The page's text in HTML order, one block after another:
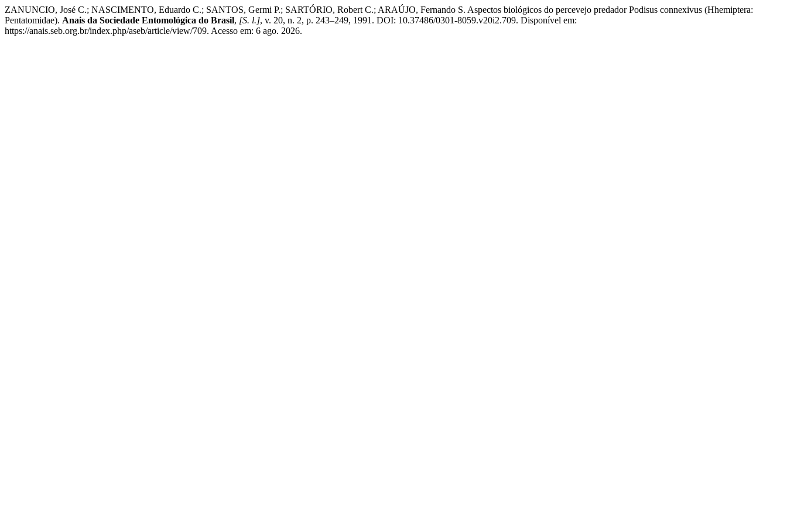
ZANUNCIO, José C.; NASCIMENTO, Eduardo C.; SANTOS, Germi P.; SARTÓRIO, Robert C.; ARAÚJO, Fernando S. Aspectos biológicos do percevejo predador Podisus connexivus (Hhemiptera:
Pentatomidae). Anais da Sociedade Entomológica do Brasil, [S. l.], v. 20, n. 2, p. 243–249, 1991. DOI: 10.37486/0301-8059.v20i2.709. Disponível em:
https://anais.seb.org.br/index.php/aseb/article/view/709. Acesso em: 6 ago. 2026.